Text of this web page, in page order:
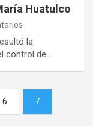
Huatulco
la
control de…
6 7